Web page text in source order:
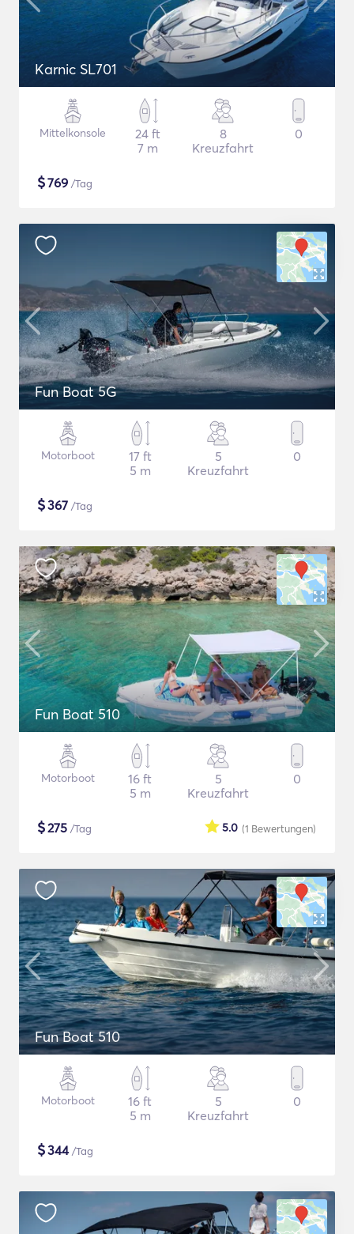
Karnic SL701
Mittelkonsole
24 ft
7 m
8
Kreuzfahrt
0
$769 /Tag
Fun Boat 5G
Motorboot
17 ft
5 m
5
Kreuzfahrt
0
$367 /Tag
Fun Boat 510
Motorboot
16 ft
5 m
5
Kreuzfahrt
0
$275 /Tag (1 Bewertungen)
5.0
Fun Boat 510
Motorboot
16 ft
5 m
5
Kreuzfahrt
0
$344/Tag